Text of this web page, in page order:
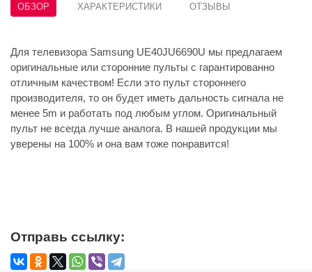
ОБЗОР ХАРАКТЕРИСТИКИ ОТЗЫВЫ
Для телевизора Samsung UE40JU6690U мы предлагаем
оригинальные или сторонние пульты с гарантированно
отличным качеством! Если это пульт стороннего
производителя, то он будет иметь дальность сигнала не
менее 5m и работать под любым углом. Оригинальный
пульт не всегда лучше аналога. В нашей продукции мы
уверены на 100% и она вам тоже понравится!
Отправь ссылку: